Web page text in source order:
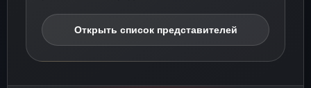
Открыть список представителей